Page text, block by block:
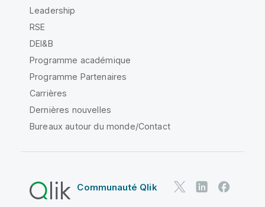
Leadership
RSE
DEI&B
Programme académique
Programme Partenaires
Carrières
Dernières nouvelles
Bureaux autour du monde/Contact
Communauté Qlik